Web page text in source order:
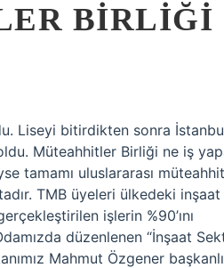
BIRLIĞI
Liseyi bitirdikten sonra
Müteahhitler Birliği ne iş
tamamı uluslararası
TMB üyeleri ülkedeki inşaat
işlerin %90’ını
düzenlenen “İnşaat
Mahmut Özgener